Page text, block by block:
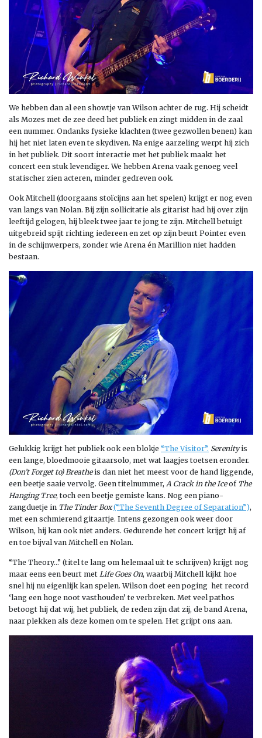
We hebben dan al een showtje van Wilson achter de rug. Hij scheidt
als Mozes met de zee deed het publiek en zingt midden in de zaal
een nummer. Ondanks fysieke klachten (twee gezwollen benen) kan
hij het niet laten even te skydiven. Na enige aarzeling werpt hij zich
in het publiek. Dit soort interactie met het publiek maakt het
concert een stuk levendiger. We hebben Arena vaak genoeg veel
statischer zien acteren, minder gedreven ook.
Ook Mitchell (doorgaans stoïcijns aan het spelen) krijgt er nog even
van langs van Nolan. Bij zijn sollicitatie als gitarist had hij over zijn
leeftijd gelogen, hij bleek twee jaar te jong te zijn. Mitchell betuigt
uitgebreid spijt richting iedereen en zet op zijn beurt Pointer even
in de schijnwerpers, zonder wie Arena én Marillion niet hadden
bestaan.
Gelukkig krijgt het publiek ook een blokje “The Visitor”. Serenityis
een lange, bloedmooie gitaarsolo, met wat laagjes toetsen eronder.
(Don’t Forget to) Breatheis dan niet het meest voor de hand liggende,
een beetje saaie vervolg. Geen titelnummer, A Crack in the Iceof The
Hanging Tree, toch een beetje gemiste kans. Nog een piano-
zangduetje in The Tinder Box (“The Seventh Degree of Separation”),
met een schmierend gitaartje. Intens gezongen ook weer door
Wilson, hij kan ook niet anders. Gedurende het concert krijgt hij af
en toe bijval van Mitchell en Nolan.
“The Theory…” (titel te lang om helemaal uit te schrijven) krijgt nog
maar eens een beurt met Life Goes On, waarbij Mitchell kijkt hoe
snel hij nu eigenlijk kan spelen. Wilson doet een poging het record
‘lang een hoge noot vasthouden’ te verbreken. Met veel pathos
betoogt hij dat wij, het publiek, de reden zijn dat zij, de band Arena,
naar plekken als deze komen om te spelen. Het grijpt ons aan.